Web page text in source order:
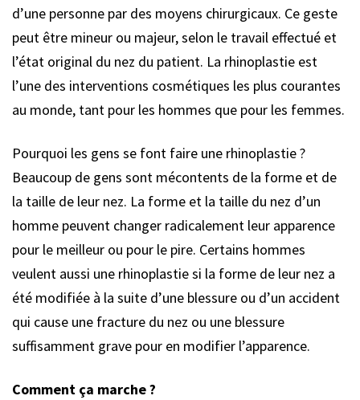
d’une personne par des moyens chirurgicaux. Ce geste
peut être mineur ou majeur, selon le travail effectué et
l’état original du nez du patient. La rhinoplastie est
l’une des interventions cosmétiques les plus courantes
au monde, tant pour les hommes que pour les femmes.
Pourquoi les gens se font faire une rhinoplastie ?
Beaucoup de gens sont mécontents de la forme et de
la taille de leur nez. La forme et la taille du nez d’un
homme peuvent changer radicalement leur apparence
pour le meilleur ou pour le pire. Certains hommes
veulent aussi une rhinoplastie si la forme de leur nez a
été modifiée à la suite d’une blessure ou d’un accident
qui cause une fracture du nez ou une blessure
suffisamment grave pour en modifier l’apparence.
Comment ça marche ?